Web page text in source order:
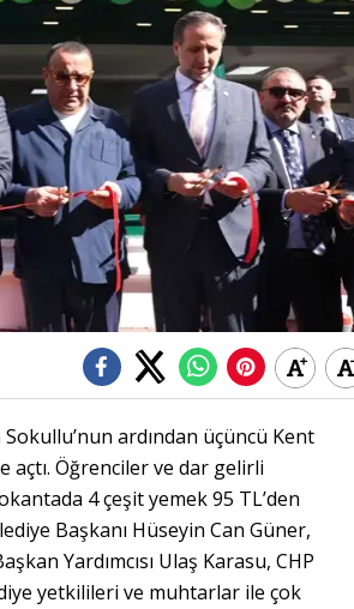
ardından üçüncü Kent
açtı. Öğrenciler ve dar gelirli
4 çeşit yemek 95 TL’den
Başkanı Hüseyin Can Güner,
Yardımcısı Ulaş Karasu, CHP
yetkilileri ve muhtarlar ile çok